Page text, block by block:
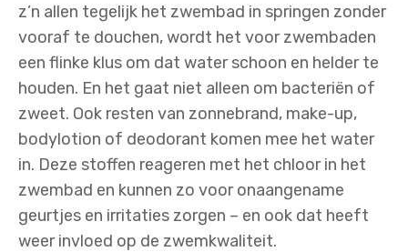
z’n allen tegelijk het zwembad in springen zonder
vooraf te douchen, wordt het voor zwembaden
een flinke klus om dat water schoon en helder te
houden. En het gaat niet alleen om bacteriën of
zweet. Ook resten van zonnebrand, make-up,
bodylotion of deodorant komen mee het water
in. Deze stoffen reageren met het chloor in het
zwembad en kunnen zo voor onaangename
geurtjes en irritaties zorgen – en ook dat heeft
weer invloed op de zwemkwaliteit.